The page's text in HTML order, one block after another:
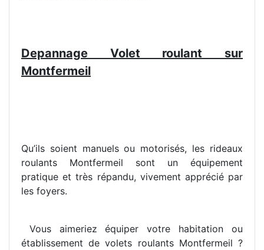
Depannage Volet roulant sur
Montfermeil
Qu’ils soient manuels ou motorisés, les rideaux
roulants Montfermeil sont un équipement
pratique et très répandu, vivement apprécié par
les foyers.
Vous aimeriez équiper votre habitation ou
établissement de volets roulants Montfermeil ?